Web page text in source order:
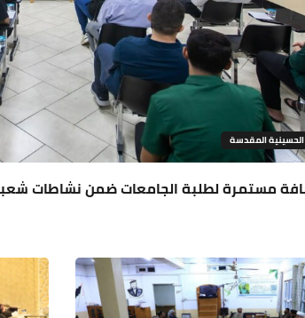
المقدسة
مستمرة لطلبة الجامعات ضمن نشاطات